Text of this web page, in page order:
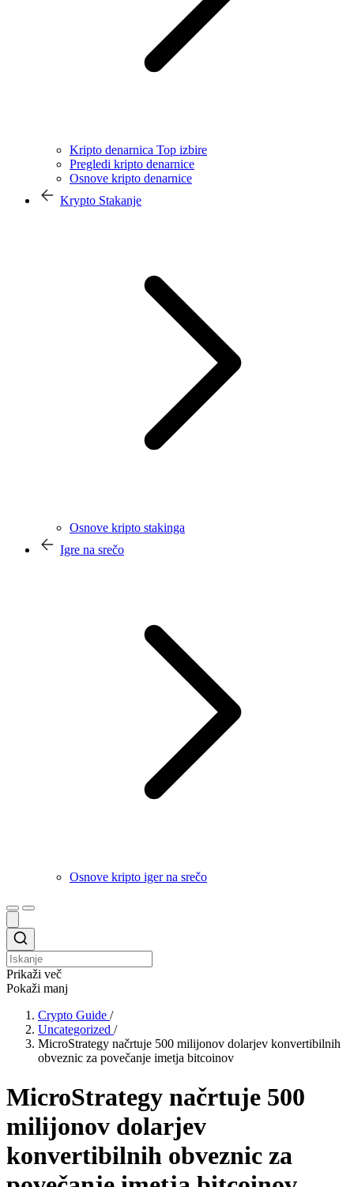
Kripto denarnica Top izbire
Pregledi kripto denarnice
Osnove kripto denarnice
Krypto Stakanje
Osnove kripto stakinga
Igre na srečo
Osnove kripto iger na srečo
Prikaži več
Pokaži manj
Crypto Guide /
Uncategorized /
MicroStrategy načrtuje 500 milijonov dolarjev konvertibilnih
obveznic za povečanje imetja bitcoinov
MicroStrategy načrtuje 500
milijonov dolarjev
konvertibilnih obveznic za